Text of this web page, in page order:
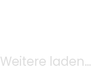
Weitere laden…